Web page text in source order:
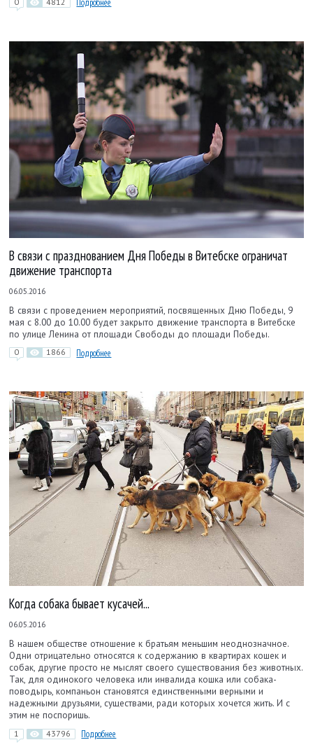
Подробнее
В связи с празднованием Дня Победы в Витебске ограничат
движение транспорта
06.05.2016
В связи с проведением мероприятий, посвященных Дню Победы, 9
мая с 8.00 до 10.00 будет за­крыто движение транспорта в Витебске
по улице Ленина от площади Свободы до площади Победы.
0 1866 Подробнее
Когда собака бывает кусачей...
06.05.2016
В нашем обществе отношение к братьям меньшим неоднозначное.
Одни отрицательно относятся к содержанию в квартирах кошек и
собак, другие просто не мыслят своего существования без животных.
Так, для одинокого человека или инвалида кошка или собака-
поводырь, компаньон становятся единственными верными и
надежными друзьями, существами, ради которых хочется жить. И с
этим не поспоришь.
1 43796 Подробнее